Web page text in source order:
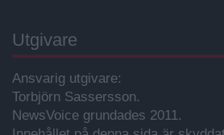
Utgivare
Ansvarig utgivare:
Torbjörn Sassersson.
NewsVoice grundades 2011.